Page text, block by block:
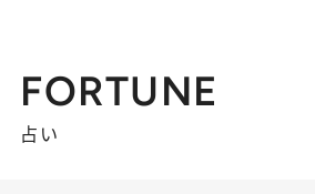
FORTUNE
占い